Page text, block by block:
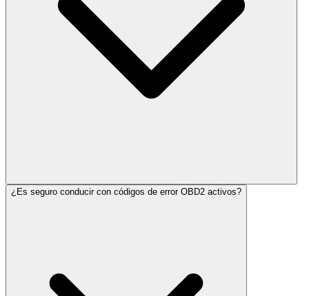
¿Es seguro conducir con códigos de error OBD2 activos?